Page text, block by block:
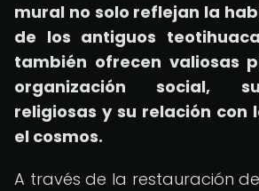
mural no solo reflejan la
de los antiguos
también ofrecen valiosas
organización social,
religiosas y su relación con
el cosmos.
A través de la restauración